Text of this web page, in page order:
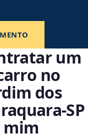
um
no
dos
mim